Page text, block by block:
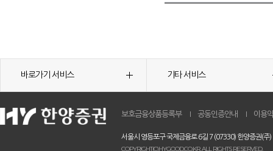
바로가기 서비스 기타 서비스
보호금융상품등록부 공동인증안내 이용
서울시 영등포구 국제금융로 6길 7 (07330) 한양증권(주)
COPYRIGHT(C)HYGOOD.CO.KR. ALL RIGHTS RESERVED.